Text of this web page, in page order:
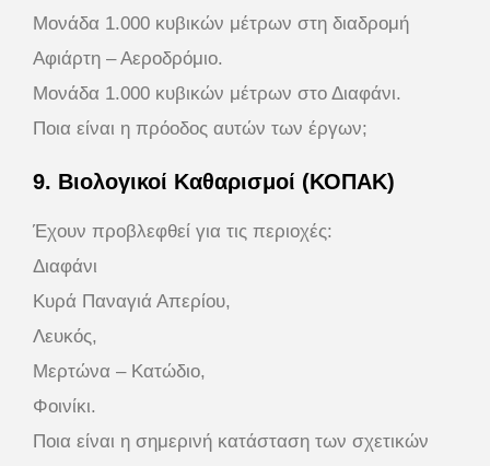
Μονάδα 1.000 κυβικών μέτρων στη διαδρομή
Αφιάρτη – Αεροδρόμιο.
Μονάδα 1.000 κυβικών μέτρων στο Διαφάνι.
Ποια είναι η πρόοδος αυτών των έργων;
9. Βιολογικοί Καθαρισμοί (ΚΟΠΑΚ)
Έχουν προβλεφθεί για τις περιοχές:
Διαφάνι
Κυρά Παναγιά Απερίου,
Λευκός,
Μερτώνα – Κατώδιο,
Φοινίκι.
Ποια είναι η σημερινή κατάσταση των σχετικών